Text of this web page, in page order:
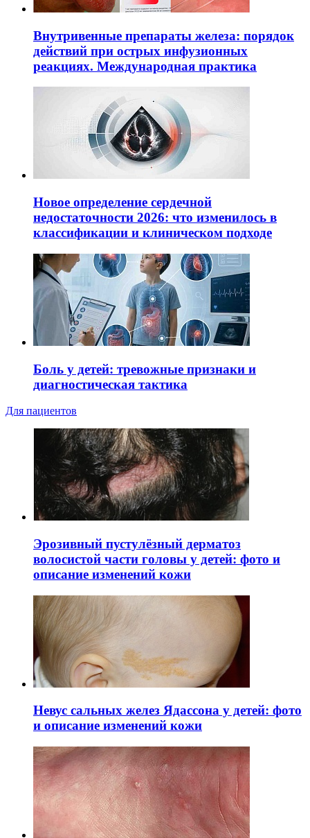
Внутривенные препараты железа: порядок
действий при острых инфузионных
реакциях. Международная практика
Новое определение сердечной
недостаточности 2026: что изменилось в
классификации и клиническом подходе
Боль у детей: тревожные признаки и
диагностическая тактика
Для пациентов
Эрозивный пустулёзный дерматоз
волосистой части головы у детей: фото и
описание изменений кожи
Невус сальных желез Ядассона у детей: фото
и описание изменений кожи